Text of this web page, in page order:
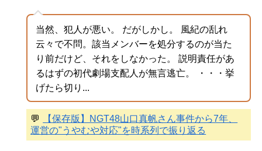
当然、犯人が悪い。 だがしかし。 風紀の乱れ
云々で不問。該当メンバーを処分するのが当た
り前だけど、それをしなかった。 説明責任があ
るはずの初代劇場支配人が無言逃亡。 ・・・挙
げたら切り...
💬
【保存版】NGT48山口真帆さん事件から7年、
運営の"うやむや対応"を時系列で振り返る